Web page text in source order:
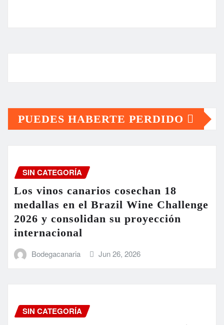
PUEDES HABERTE PERDIDO
SIN CATEGORÍA
Los vinos canarios cosechan 18
medallas en el Brazil Wine Challenge
2026 y consolidan su proyección
internacional
Bodegacanaria Jun 26, 2026
SIN CATEGORÍA